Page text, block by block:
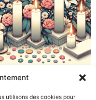
utilisons des cookies pour
d’un être cher
€